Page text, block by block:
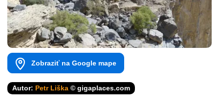
Zobraziť na Google mape
Autor: Petr Liška © gigaplaces.com